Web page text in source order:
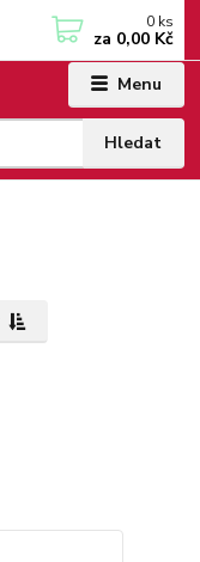
Menu
Hledat
0 ks
za 0,00 Kč